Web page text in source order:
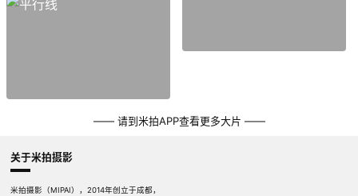
—— 请到米拍APP查看更多大片 ——
关于米拍摄影
米拍摄影（MIPAI），2014年创立于成都，